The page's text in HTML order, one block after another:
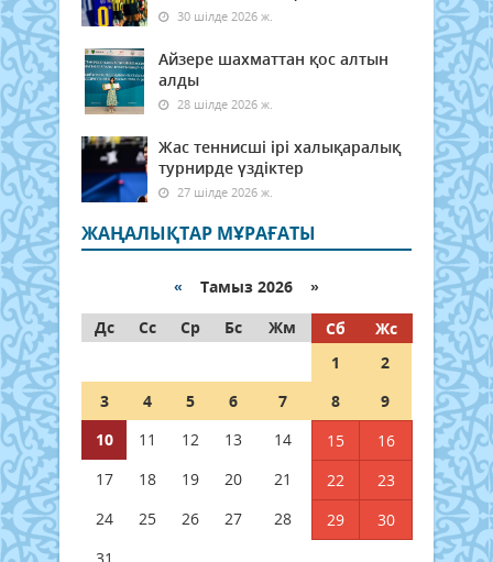
30 шілде 2026 ж.
Айзере шахматтан қос алтын
алды
28 шілде 2026 ж.
Жас теннисші ірі халықаралық
турнирде үздіктер
27 шілде 2026 ж.
ЖАҢАЛЫҚТАР МҰРАҒАТЫ
« Тамыз 2026 »
Дс
Сс Ср Бс Жм Сб
Жс
1
2
3
4 5 6 7 8
9
10
11 12 13 14 15
16
17
18 19 20 21 22
23
24
25 26 27 28 29
30